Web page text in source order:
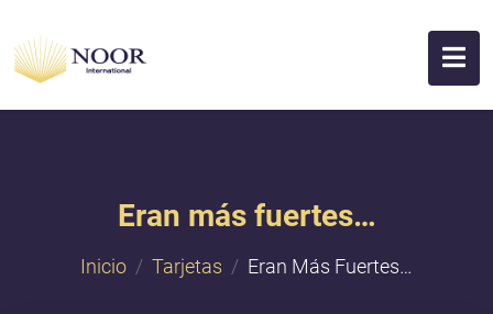
Eran más fuertes…
Inicio Tarjetas Eran Más Fuertes…